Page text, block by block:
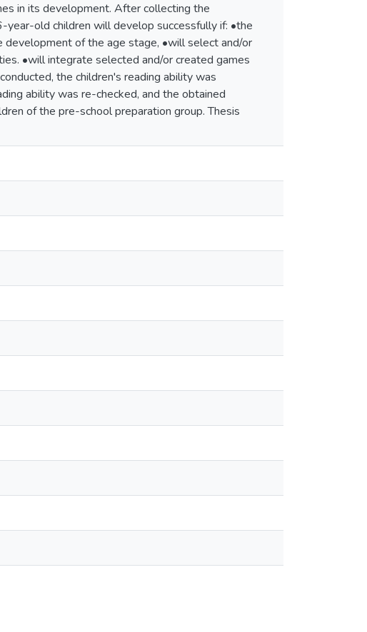
in its development. After collecting the
old children will develop successfully if: •the
of the age stage, •will select and/or
•will integrate selected and/or created games
the children's reading ability was
ability was re-checked, and the obtained
of the pre-school preparation group. Thesis